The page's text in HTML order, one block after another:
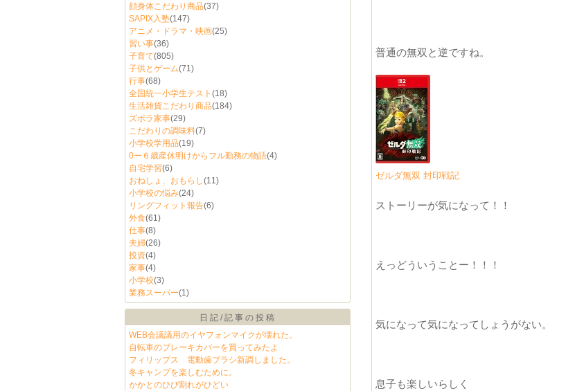
顔身体こだわり商品(37)
SAPIX入塾(147)
アニメ・ドラマ・映画(25)
習い事(36)
子育て(805)
子供とゲーム(71)
行事(68)
全国統一小学生テスト (18)
生活雑貨こだわり商品(184)
ズボラ家事(29)
こだわりの調味料(7)
小学校学用品(19)
0ー６歳産休明けからフル勤務の物語(4)
自宅学習(6)
おねしょ、おもらし(11)
小学校の悩み(24)
リングフィット報告(6)
外食(61)
仕事(8)
夫婦(26)
投資(4)
家事(4)
小学校(3)
業務スーパー(1)
日記/記事の投稿
WEB会議議用のイヤフォンマイクが壊れた。
自転車のブレーキカバーを買ってみたよ
フィリップス 電動歯ブラシ新調しました。
冬キャンプを楽しむために。
かかとのひび割れがひどい
普通の無双と逆ですね。
ゼルダ無双 封印戦記
ストーリーが気になって！！
えっどういうことー！！！
気になって気になってしょうがない。
息子も楽しいらしく